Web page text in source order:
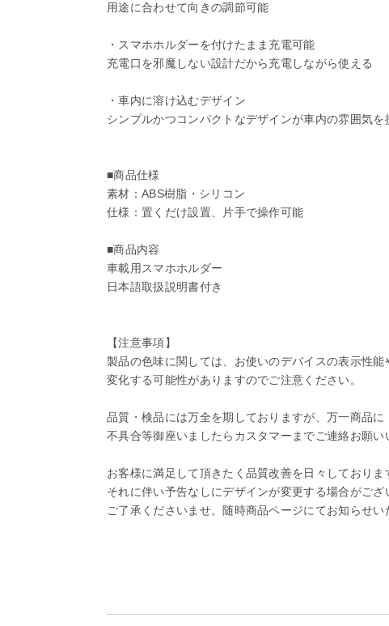
用途に合わせて向きの調節可能
・スマホホルダーを付けたまま充電可能
充電口を邪魔しない設計だから充電しながら使える
・車内に溶け込むデザイン
シンプルかつコンパクトなデザインが車内の雰囲気を
■商品仕様
素材：ABS樹脂・シリコン
仕様：置くだけ設置、片手で操作可能
■商品内容
車載用スマホホルダー
日本語取扱説明書付き
【注意事項】
製品の色味に関しては、お使いのデバイスの表示性能
変化する可能性がありますのでご注意ください。
品質・検品には万全を期しておりますが、万一商品に
不具合等御座いましたらカスタマーまでご連絡お願い
お客様に満足して頂きたく品質改善を日々しておりま
それに伴い予告なしにデザインが変更する場合がござ
ご了承くださいませ。随時商品ページにてお知らせい